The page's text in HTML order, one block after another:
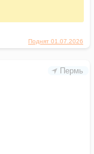
Поднят 01.07.2026
Пермь